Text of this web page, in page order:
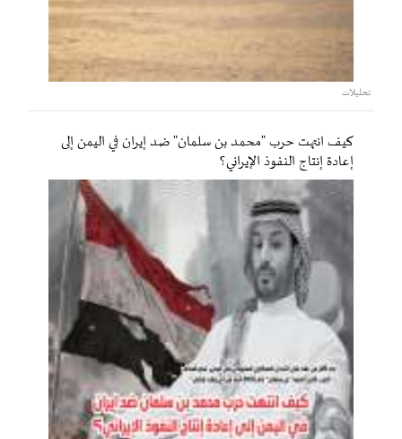
تحليلات
كيف انتهت حرب "محمد بن سلمان" ضد إيران في اليمن إلى
إعادة إنتاج النفوذ الإيراني؟